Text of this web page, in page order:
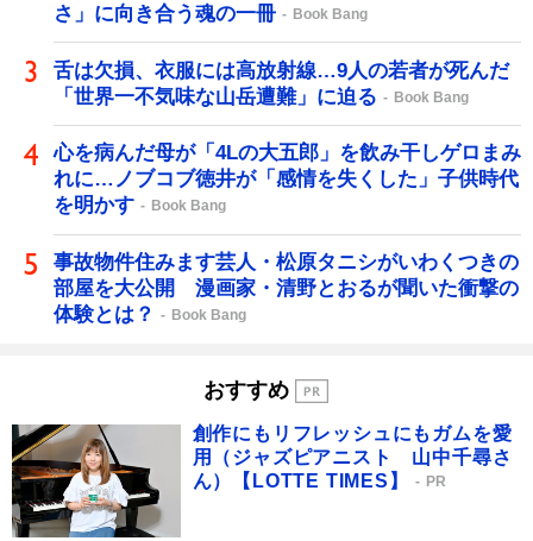
さ」に向き合う魂の一冊
Book Bang
舌は欠損、衣服には高放射線…9人の若者が死んだ
「世界一不気味な山岳遭難」に迫る
Book Bang
心を病んだ母が「4Lの大五郎」を飲み干しゲロまみ
れに…ノブコブ徳井が「感情を失くした」子供時代
を明かす
Book Bang
事故物件住みます芸人・松原タニシがいわくつきの
部屋を大公開 漫画家・清野とおるが聞いた衝撃の
体験とは？
Book Bang
おすすめ
創作にもリフレッシュにもガムを愛
用（ジャズピアニスト 山中千尋さ
ん）【LOTTE TIMES】
PR